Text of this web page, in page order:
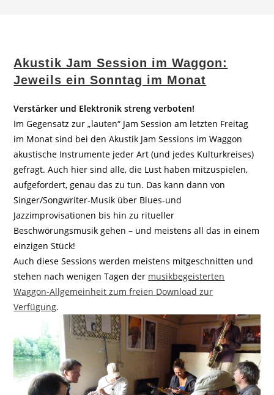
Akustik Jam Session im Waggon:
Jeweils ein Sonntag im Monat
Verstärker und Elektronik streng verboten!
Im Gegensatz zur „lauten“ Jam Session am letzten Freitag
im Monat sind bei den Akustik Jam Sessions im Waggon
akustische Instrumente jeder Art (und jedes Kulturkreises)
gefragt. Auch hier sind alle, die Lust haben mitzuspielen,
aufgefordert, genau das zu tun. Das kann dann von
Singer/Songwriter-Musik über Blues-und
Jazzimprovisationen bis hin zu ritueller
Beschwörungsmusik gehen – und meistens all das in einem
einzigen Stück!
Auch diese Sessions werden meistens mitgeschnitten und
stehen nach wenigen Tagen der musikbegeisterten
Waggon-Allgemeinheit zum freien Download zur
Verfügung.